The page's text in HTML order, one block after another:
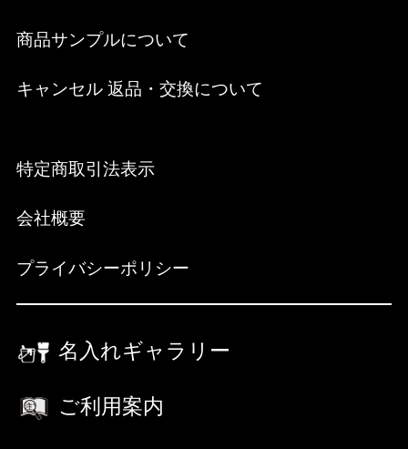
商品サンプルについて
キャンセル 返品・交換について
特定商取引法表示
会社概要
プライバシーポリシー
名入れギャラリー
ご利用案内